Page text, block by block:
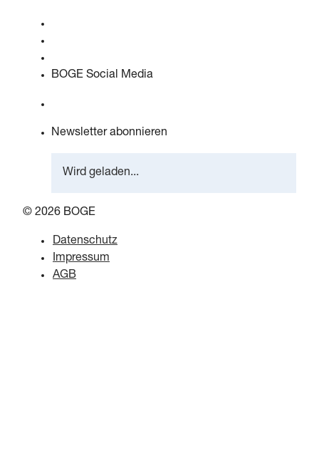
BOGE Social Media
Newsletter abonnieren
Wird geladen...
© 2026 BOGE
Datenschutz
Impressum
AGB